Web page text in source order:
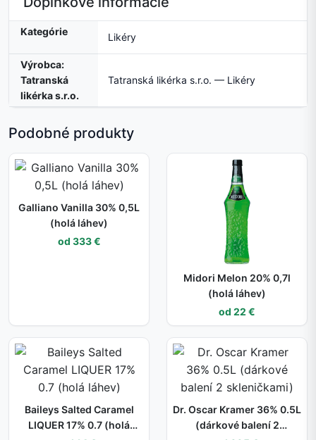
Kategórie Likéry
Výrobca:
Tatranská
likérka s.r.o.
Tatranská likérka s.r.o. — Likéry
Podobné produkty
Galliano Vanilla 30% 0,5L
(holá láhev)
od 333 €
Midori Melon 20% 0,7l
(holá láhev)
od 22 €
Baileys Salted Caramel
LIQUER 17% 0.7 (holá
Dr. Oscar Kramer 36% 0.5L
(dárkové balení 2